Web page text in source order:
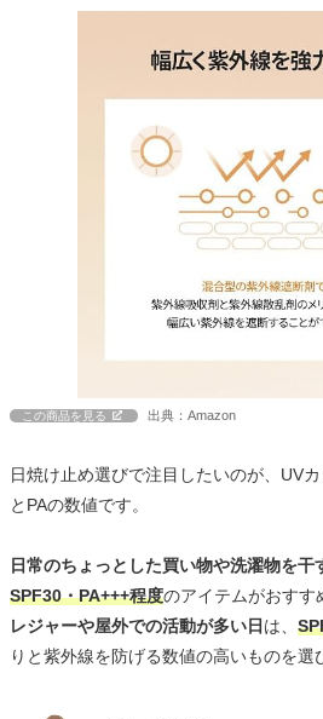
この商品を見る 出典：Amazon
日焼け止め選びで注目したいのが、UV
とPAの数値です。
日常のちょっとした買い物や洗濯物を干
SPF30・PA+++程度のアイテムがおすす
レジャーや屋外での活動が多い日 は、
りと紫外線を防げる数値の高いものを選